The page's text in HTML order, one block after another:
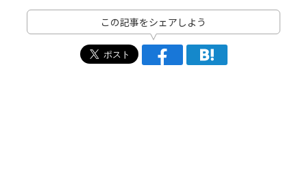
この記事をシェアしよう